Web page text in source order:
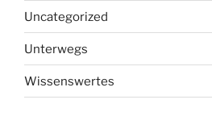
Uncategorized
Unterwegs
Wissenswertes